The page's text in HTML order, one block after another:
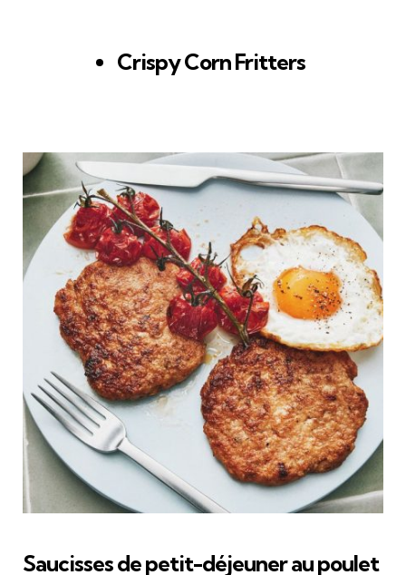
Crispy Corn Fritters
Saucisses de petit-déjeuner au poulet